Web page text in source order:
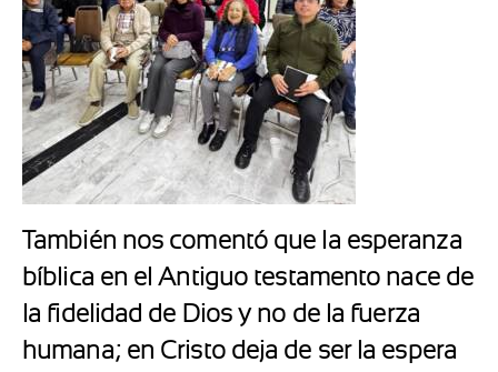
También nos comentó que la esperanza
bíblica en el Antiguo testamento nace de
la fidelidad de Dios y no de la fuerza
humana; en Cristo deja de ser la espera